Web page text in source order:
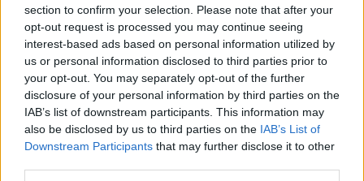
section to confirm your selection. Please note that after your
opt-out request is processed you may continue seeing
interest-based ads based on personal information utilized by
us or personal information disclosed to third parties prior to
your opt-out. You may separately opt-out of the further
disclosure of your personal information by third parties on the
IAB’s list of downstream participants. This information may
also be disclosed by us to third parties on the IAB’s List of
Downstream Participants that may further disclose it to other
špatně načasovaným renovacím
7.7.2026 | PRAHA ( Ekolist.cz
Diskuse: 2
Majitelé rodinných domů, kteří
se chystají na rekonstrukci,
získali od letošního května
nový nástroj, který jim má
pomoci vyhnout se zbytečným
chybám a špatně načasovaným investicím. Ministerstvo životního
prostředí letos připravilo systém renovačních pasů, které mají
sloužit jako efektivní plán modernizace domu a usnadnit cestu k